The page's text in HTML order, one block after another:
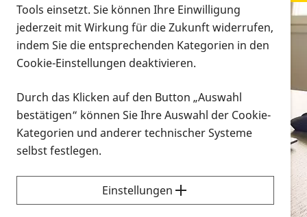
Infomaterial
Infomaterial
Vorlesen
Alle Infomaterialien in verschiedenen
Formaten an einem Ort
Sie möchten wissen, wie Sie nach Infonmaterial
suchen und dieses bestellen bzw. herunterladen
können? Schauen Sie sich dieErklärvideos zum
Tools einsetzt. Sie können Ihre Einwilligung
jederzeit mit Wirkung für die Zukunft widerrufen,
indem Sie die entsprechenden Kategorien in den
Cookie-Einstellungen deaktivieren.
Durch das Klicken auf den Button „Auswahl
bestätigen“ können Sie Ihre Auswahl der Cookie-
Kategorien und anderer technischer Systeme
selbst festlegen.
Einstellungen